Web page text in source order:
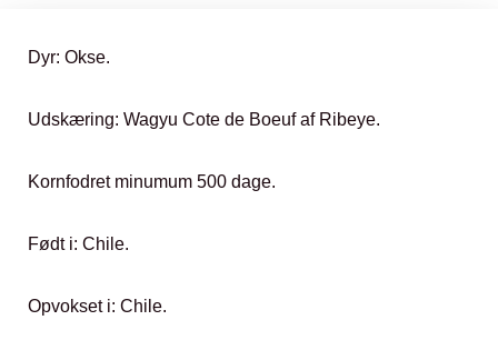
Dyr: Okse.
Udskæring: Wagyu Cote de Boeuf af Ribeye.
Kornfodret minumum 500 dage.
Født i: Chile.
Opvokset i: Chile.